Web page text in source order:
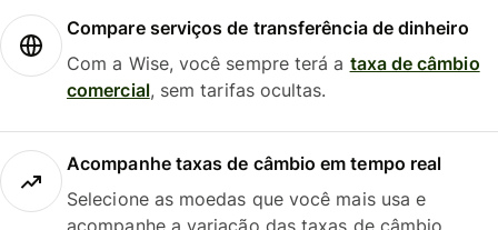
Compare serviços de transferência de dinheiro
Com a Wise, você sempre terá a taxa de câmbio
comercial, sem tarifas ocultas.
Acompanhe taxas de câmbio em tempo real
Selecione as moedas que você mais usa e